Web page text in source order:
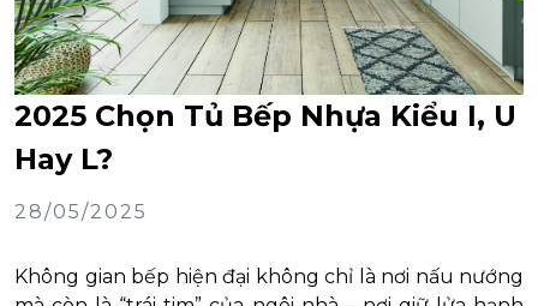
2025 Chọn Tủ Bếp Nhựa Kiểu I, U
Hay L?
28/05/2025
Không gian bếp hiện đại không chỉ là nơi nấu nướng